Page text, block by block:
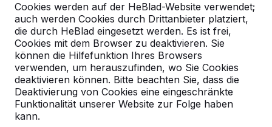
Cookies werden auf der HeBlad-Website verwendet;
auch werden Cookies durch Drittanbieter platziert,
die durch HeBlad eingesetzt werden. Es ist frei,
Cookies mit dem Browser zu deaktivieren. Sie
können die Hilfefunktion Ihres Browsers
verwenden, um herauszufinden, wo Sie Cookies
deaktivieren können. Bitte beachten Sie, dass die
Deaktivierung von Cookies eine eingeschränkte
Funktionalität unserer Website zur Folge haben
kann.
Deutschland
Referenties in:Krostitz
Geen reviews gevonden voor deze
locatie.